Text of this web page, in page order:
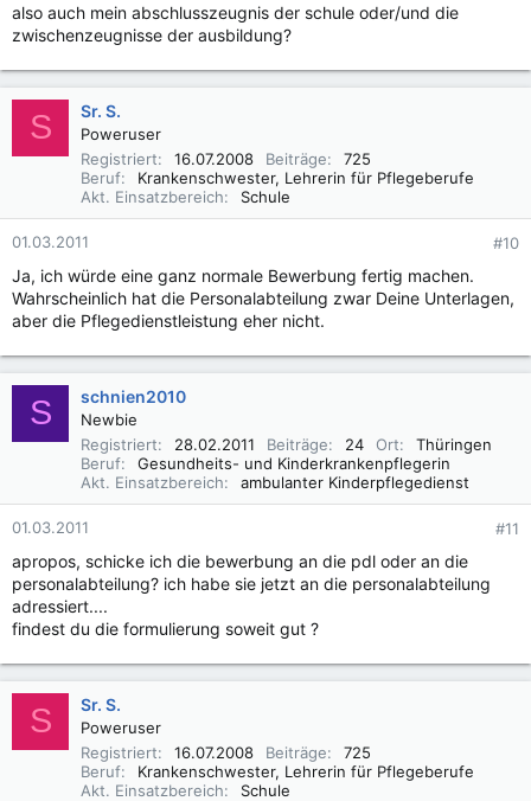
also auch mein abschlusszeugnis der schule oder/und die
zwischenzeugnisse der ausbildung?
S Sr. S.
Poweruser
Registriert
16.07.2008 Beiträge
725
Beruf
Krankenschwester, Lehrerin für Pflegeberufe
Akt. Einsatzbereich
Schule
01.03.2011 #10
Ja, ich würde eine ganz normale Bewerbung fertig machen.
Wahrscheinlich hat die Personalabteilung zwar Deine Unterlagen,
aber die Pflegedienstleistung eher nicht.
S schnien2010
Newbie
Registriert
28.02.2011 Beiträge 24 Ort
Thüringen
Beruf
Gesundheits- und Kinderkrankenpflegerin
Akt. Einsatzbereich
ambulanter Kinderpflegedienst
01.03.2011 #11
apropos, schicke ich die bewerbung an die pdl oder an die
personalabteilung? ich habe sie jetzt an die personalabteilung
adressiert....
findest du die formulierung soweit gut ?
S Sr. S.
Poweruser
Registriert
16.07.2008 Beiträge
725
Beruf
Krankenschwester, Lehrerin für Pflegeberufe
Akt. Einsatzbereich
Schule